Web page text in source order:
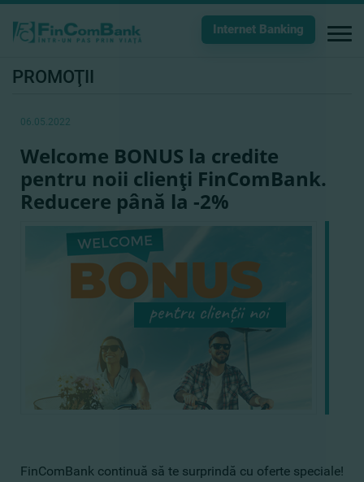
Internet Banking
PROMOŢII
06.05.2022
Welcome BONUS la credite
pentru noii clienţi FinComBank.
Reducere până la -2%
FinComBank continuă să te surprindă cu oferte speciale!